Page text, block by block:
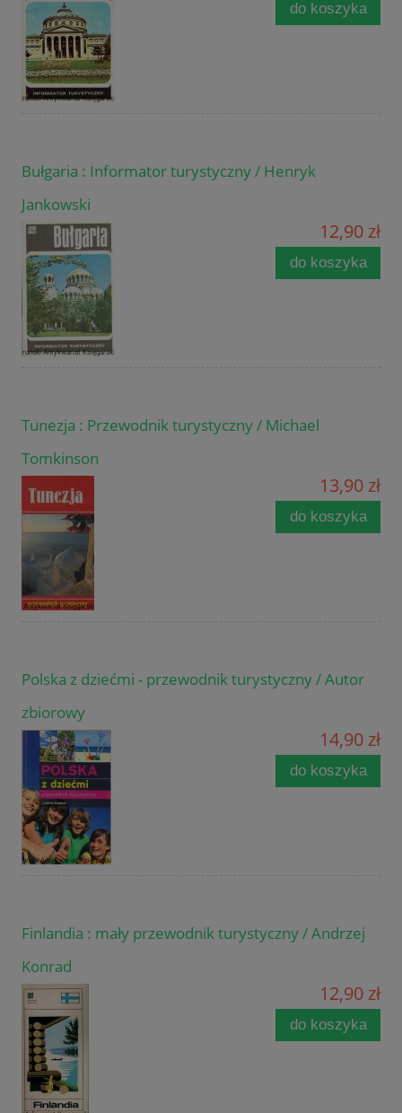
do koszyka
Bułgaria : Informator turystyczny / Henryk
Jankowski
12,90 zł
do koszyka
Tunezja : Przewodnik turystyczny / Michael
Tomkinson
13,90 zł
do koszyka
Polska z dziećmi - przewodnik turystyczny / Autor
zbiorowy
14,90 zł
do koszyka
Finlandia : mały przewodnik turystyczny / Andrzej
Konrad
12,90 zł
do koszyka